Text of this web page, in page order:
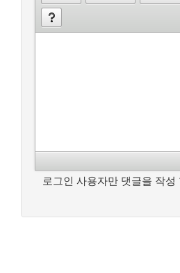
로그인 사용자만 댓글을 작성